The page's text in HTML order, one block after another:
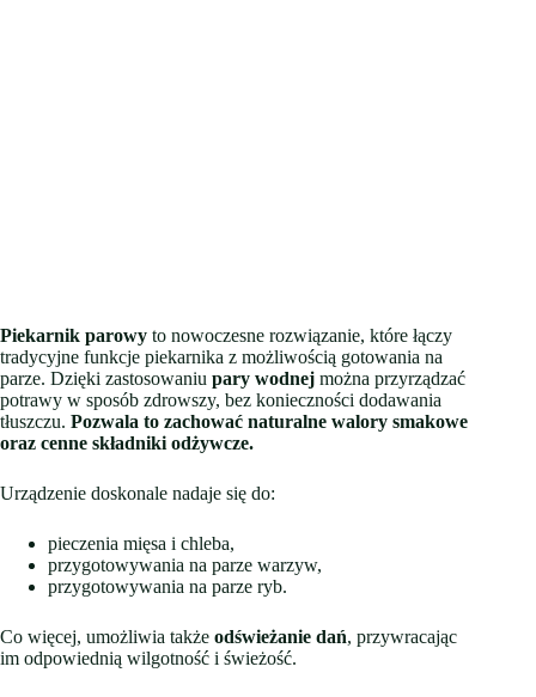
Piekarnik parowy to nowoczesne rozwiązanie, które łączy
tradycyjne funkcje piekarnika z możliwością gotowania na
parze. Dzięki zastosowaniu pary wodnej można przyrządzać
potrawy w sposób zdrowszy, bez konieczności dodawania
tłuszczu. Pozwala to zachować naturalne walory smakowe
oraz cenne składniki odżywcze.
Urządzenie doskonale nadaje się do:
pieczenia mięsa i chleba,
przygotowywania na parze warzyw,
przygotowywania na parze ryb.
Co więcej, umożliwia także odświeżanie dań, przywracając
im odpowiednią wilgotność i świeżość.